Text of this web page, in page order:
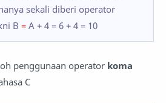
sekali diberi operator
B = A + 4 = 6 + 4 = 10
penggunaan operator koma
C